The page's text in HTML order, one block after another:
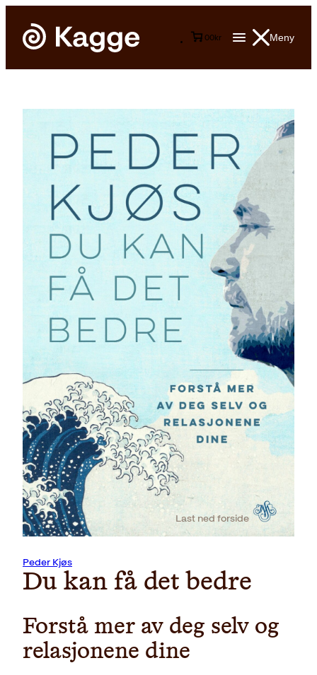
Meny
00kr
Last ned forside
Peder Kjøs
Du kan få det bedre
Forstå mer av deg selv og
relasjonene dine